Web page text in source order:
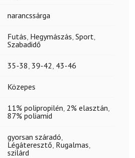
narancssárga
Futás, Hegymászás, Sport,
Szabadidő
35-38, 39-42, 43-46
Közepes
11% polipropilén, 2% elasztán,
87% poliamid
gyorsan száradó,
Légáteresztő, Rugalmas,
szilárd